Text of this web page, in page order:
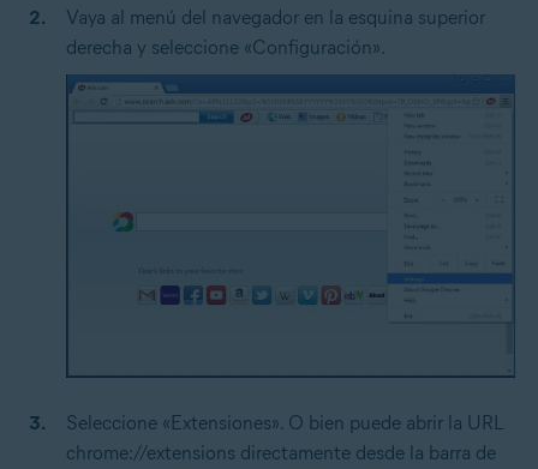
Vaya al menú del navegador en la esquina superior
derecha y seleccione «Configuración».
Seleccione «Extensiones». O bien puede abrir la URL
chrome://extensions directamente desde la barra de